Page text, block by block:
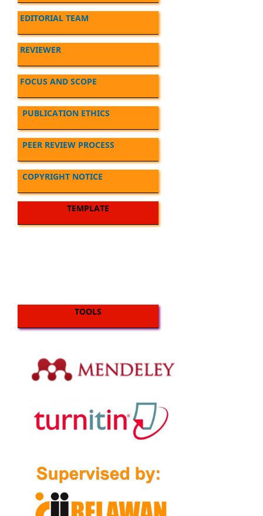
EDITORIAL TEAM
REVIEWER
FOCUS AND SCOPE
PUBLICATION ETHICS
PEER REVIEW PROCESS
COPYRIGHT NOTICE
TEMPLATE
TOOLS